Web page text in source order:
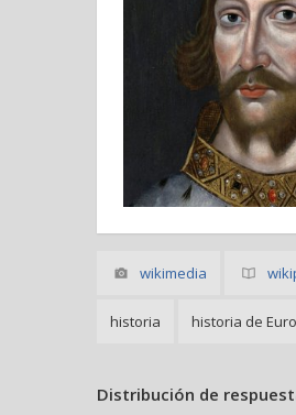
wikimedia
historia historia de
Distribución de